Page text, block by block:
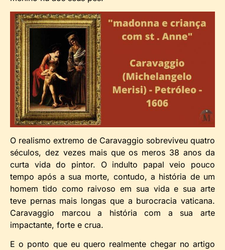
O realismo extremo de Caravaggio sobreviveu quatro
séculos, dez vezes mais que os meros 38 anos da
curta vida do pintor. O indulto papal veio pouco
tempo após a sua morte, contudo, a história de um
homem tido como raivoso em sua vida e sua arte
teve pernas mais longas que a burocracia vaticana.
Caravaggio marcou a história com a sua arte
impactante, forte e crua.
E o ponto que eu quero realmente chegar no artigo